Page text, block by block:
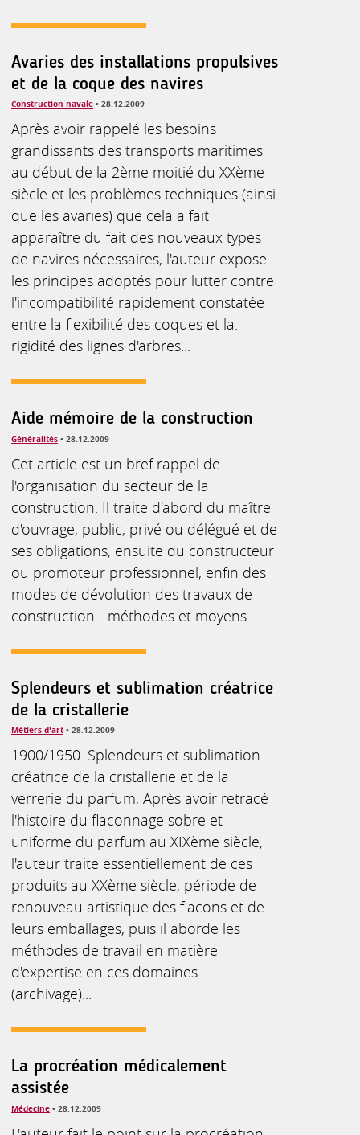
Avaries des installations propulsives
et de la coque des navires
Construction navale • 28.12.2009
Après avoir rappelé les besoins
grandissants des transports maritimes
au début de la 2ème moitié du XXème
siècle et les problèmes techniques (ainsi
que les avaries) que cela a fait
apparaître du fait des nouveaux types
de navires nécessaires, l'auteur expose
les principes adoptés pour lutter contre
l'incompatibilité rapidement constatée
entre la flexibilité des coques et la.
rigidité des lignes d'arbres...
Aide mémoire de la construction
Généralités • 28.12.2009
Cet article est un bref rappel de
l'organisation du secteur de la
construction. Il traite d'abord du maître
d'ouvrage, public, privé ou délégué et de
ses obligations, ensuite du constructeur
ou promoteur professionnel, enfin des
modes de dévolution des travaux de
construction - méthodes et moyens -.
Splendeurs et sublimation créatrice
de la cristallerie
Métiers d'art • 28.12.2009
1900/1950. Splendeurs et sublimation
créatrice de la cristallerie et de la
verrerie du parfum, Après avoir retracé
l'histoire du flaconnage sobre et
uniforme du parfum au XIXème siècle,
l'auteur traite essentiellement de ces
produits au XXème siècle, période de
renouveau artistique des flacons et de
leurs emballages, puis il aborde les
méthodes de travail en matière
d'expertise en ces domaines
(archivage)...
La procréation médicalement
assistée
Médecine • 28.12.2009